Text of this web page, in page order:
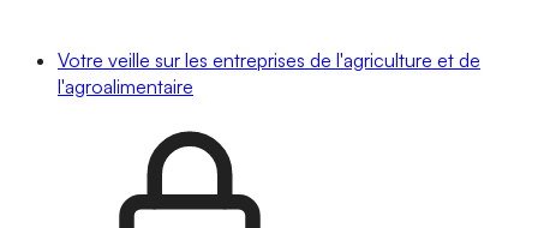
Votre veille sur les entreprises de l'agriculture et de
l'agroalimentaire